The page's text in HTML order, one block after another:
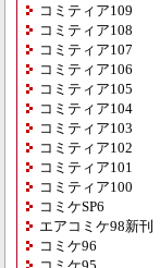
コミティア109
コミティア108
コミティア107
コミティア106
コミティア105
コミティア104
コミティア103
コミティア102
コミティア101
コミティア100
コミケSP6
エアコミケ98新刊
コミケ96